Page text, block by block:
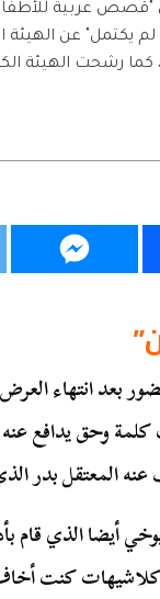
"قصص عربية
يكتمل" عن الهيئة
كما رشحت الهيئة
بعد انتهاء
وحق يدافع عنه
بدر الذي
أيضا الذي قام
كلاشيهات كنت